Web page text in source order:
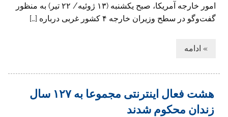
امور خارجه آمریکا، صبح یکشنبه (۱۳ ژوئیه/ ۲۲ تیر) به منظور
گفت‌‌وگو در سطح وزیران خارجه ۴ کشور غربی درباره […]
» ادامه
هشت فعال اینترنتی مجموعا به ۱۲۷ سال
زندان محکوم شدند